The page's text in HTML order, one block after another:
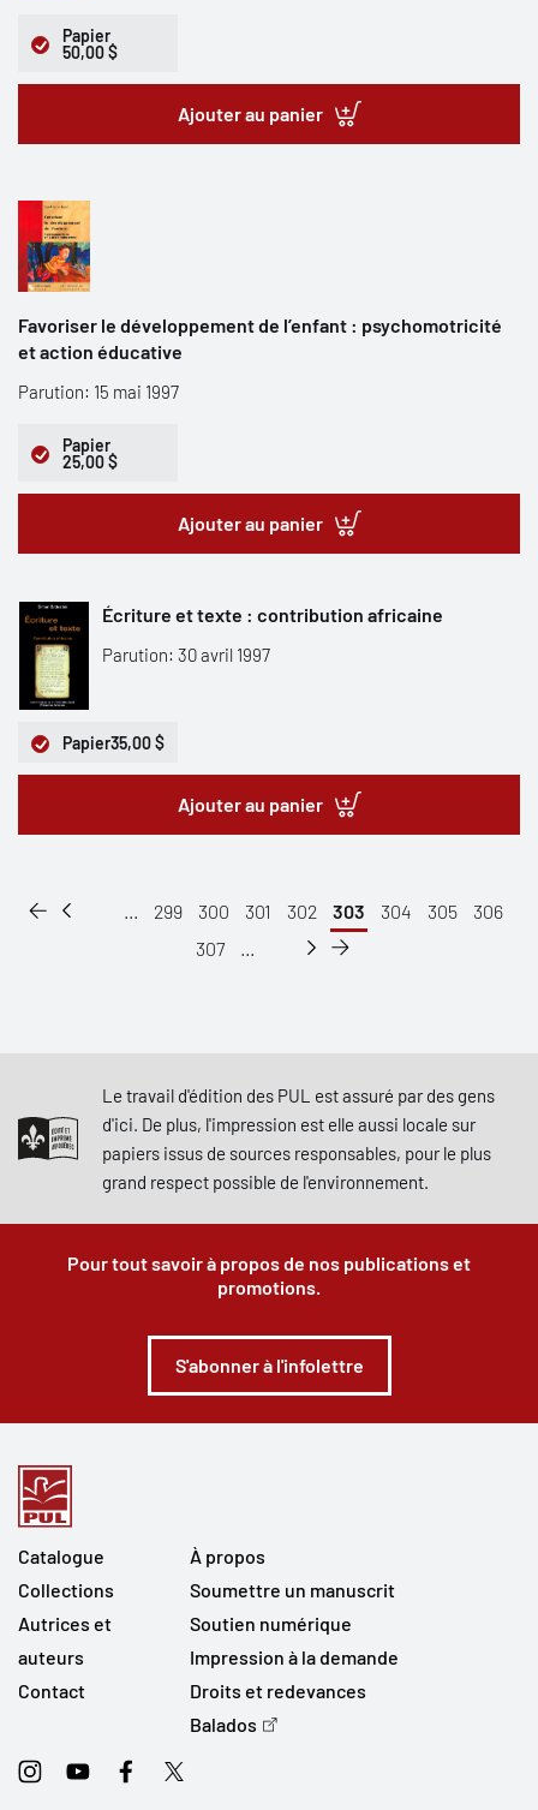
Papier
50,00 $
Ajouter au panier
Favoriser le développement de l’enfant : psychomotricité
et action éducative
Parution: 15 mai 1997
Papier
25,00 $
Ajouter au panier
Écriture et texte : contribution africaine
Parution: 30 avril 1997
Papier35,00 $
Ajouter au panier
... 299 300 301 302 303 304 305
306
307
...
Le travail d'édition des PUL est assuré par des gens
d'ici. De plus, l'impression est elle aussi locale sur
papiers issus de sources responsables, pour le plus
grand respect possible de l'environnement.
Pour tout savoir à propos de nos publications et
promotions.
S'abonner à l'infolettre
Catalogue
Collections
Autrices et
auteurs
Contact
À propos
Soumettre un manuscrit
Soutien numérique
Impression à la demande
Droits et redevances
Balados
InstagramYoutubeFacebookTwitter